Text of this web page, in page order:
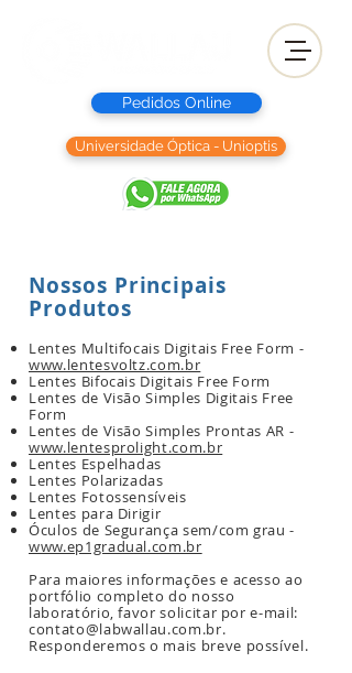
Pedidos Online
Universidade Óptica - Unioptis
Nossos Principais
Produtos
Lentes Multifocais Digitais Free Form -
www.lentesvoltz.com.br
Lentes Bifocais Digitais Free Form
Lentes de Visão Simples Digitais Free
Form
Lentes de Visão Simples Prontas AR -
www.lentesprolight.com.br
Lentes Espelhadas
Lentes Polarizadas
Lentes Fotossensíveis
Lentes para Dirigir
Óculos de Segurança sem/com grau -
www.ep1gradual.com.br
Para maiores informações e acesso ao
portfólio completo do nosso
laboratório, favor solicitar por e-mail:
contato@labwallau.com.br.
Responderemos o mais breve possível.